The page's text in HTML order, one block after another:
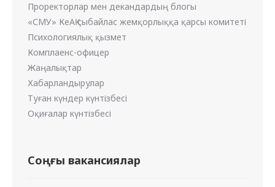
Проректорлар мен декандардың блогы
«СМУ» КеАҚ сыбайлас жемқорлыққа қарсы комитеті
Психологиялық қызмет
Комплаенс-офицер
Жаңалықтар
Хабарландырулар
Туған күндер күнтізбесі
Оқиғалар күнтізбесі
Соңғы вакансиялар